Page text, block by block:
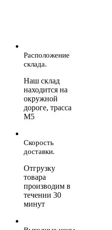
Расположение
склада.
Наш склад
находится на
окружной
дороге, трасса
М5
Скорость
доставки.
Отгрузку
товара
производим в
течении 30
минут